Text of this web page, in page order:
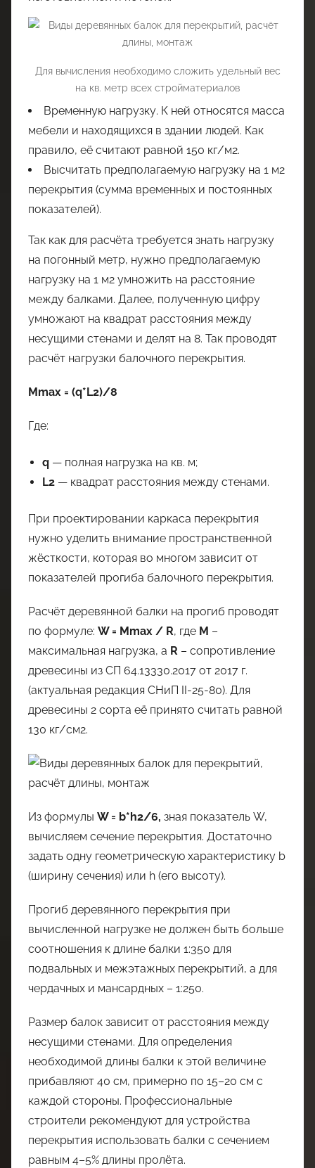
Для вычисления необходимо сложить удельный вес
на кв. метр всех стройматериалов
Временную нагрузку. К ней относятся масса
мебели и находящихся в здании людей. Как
правило, её считают равной 150 кг/м2.
Высчитать предполагаемую нагрузку на 1 м2
перекрытия (сумма временных и постоянных
показателей).
Так как для расчёта требуется знать нагрузку
на погонный метр, нужно предполагаемую
нагрузку на 1 м2 умножить на расстояние
между балками. Далее, полученную цифру
умножают на квадрат расстояния между
несущими стенами и делят на 8. Так проводят
расчёт нагрузки балочного перекрытия.
Mmax = (q*L2)/8
Где:
q — полная нагрузка на кв. м;
L2 — квадрат расстояния между стенами.
При проектировании каркаса перекрытия
нужно уделить внимание пространственной
жёсткости, которая во многом зависит от
показателей прогиба балочного перекрытия.
Расчёт деревянной балки на прогиб проводят
по формуле: W = Mmax / R, где M –
максимальная нагрузка, а R – сопротивление
древесины из СП 64.13330.2017 от 2017 г.
(актуальная редакция СНиП II-25-80). Для
древесины 2 сорта её принято считать равной
130 кг/см2.
Из формулы W = b*h2/6, зная показатель W,
вычисляем сечение перекрытия. Достаточно
задать одну геометрическую характеристику b
(ширину сечения) или h (его высоту).
Прогиб деревянного перекрытия при
вычисленной нагрузке не должен быть больше
соотношения к длине балки 1:350 для
подвальных и межэтажных перекрытий, а для
чердачных и мансардных – 1:250.
Размер балок зависит от расстояния между
несущими стенами. Для определения
необходимой длины балки к этой величине
прибавляют 40 см, примерно по 15–20 см с
каждой стороны. Профессиональные
строители рекомендуют для устройства
перекрытия использовать балки с сечением
равным 4–5% длины пролёта.